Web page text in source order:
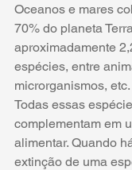
Oceanos e mares
70% do planeta
aproximadamente
espécies, entre
microrganismos, etc.
Todas essas
complementam em
alimentar. Quando
extinção de uma